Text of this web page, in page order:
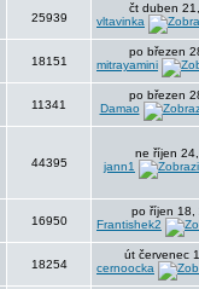
25939
čt duben
vltavinka
18151
po březen
mitrayamini
11341
po březen
Damao
44395
ne říjen
jann1
16950
po říjen 18,
Frantishek2
18254
út červenec
cernoocka